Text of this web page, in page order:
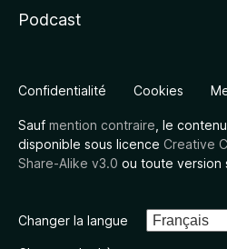
Podcast
Confidentialité Cookies
Sauf mention contraire , le
disponible sous licence Creative
Share-Alike v3.0 ou toute version
Changer la langue